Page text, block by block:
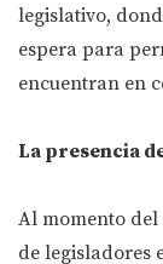
legislativo,
espera para
encuentran en
La presencia
Al momento
de legisladores